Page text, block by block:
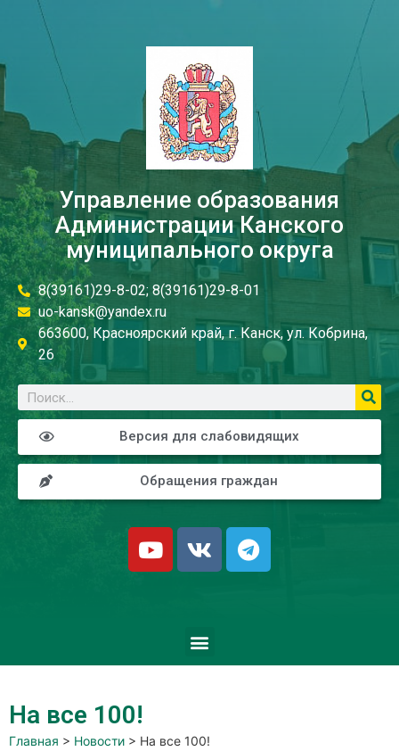
Управление образования
Администрации Канского
муниципального округа
8(39161)29-8-02; 8(39161)29-8-01
uo-kansk@yandex.ru
663600, Красноярский край, г. Канск, ул. Кобрина,
26
Версия для слабовидящих
Обращения граждан
На все 100!
Главная > Новости > На все 100!